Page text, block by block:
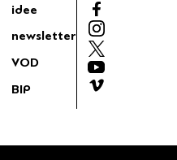
idee
newsletter
VOD
BIP